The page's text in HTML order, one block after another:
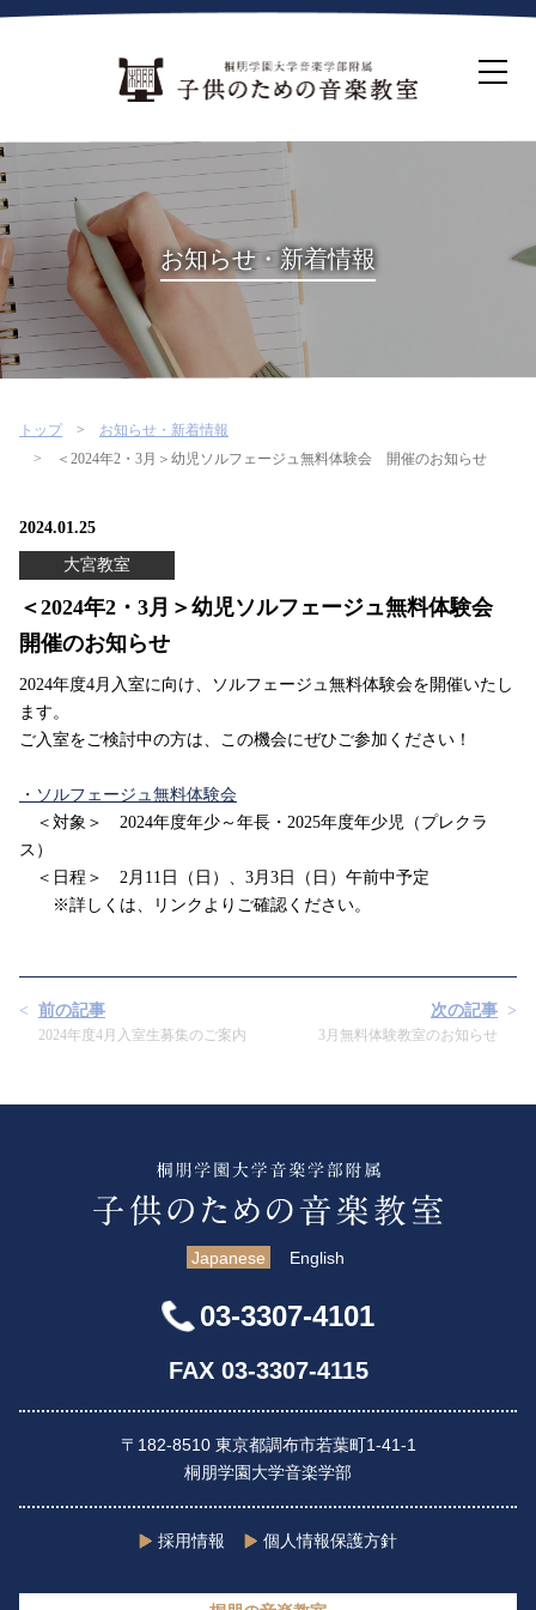
ホーム
生徒募集について
教室案内
コース紹介
概要・沿革
桐朋を選ぶ理由
インタビュー・コラム
イベント
よくある質問
お知らせ・新着情報
トップ
お知らせ・新着情報
＜2024年2・3月＞幼児ソルフェージュ無料体験会 開催のお知らせ
2024.01.25
大宮教室
＜2024年2・3月＞幼児ソルフェージュ無料体験会
開催のお知らせ
2024年度4月入室に向け、ソルフェージュ無料体験会を開催いたし
ます。
ご入室をご検討中の方は、この機会にぜひご参加ください！
・ソルフェージュ無料体験会
＜対象＞ 2024年度年少～年長・2025年度年少児（プレクラ
ス）
＜日程＞ 2月11日（日）、3月3日（日）午前中予定
※詳しくは、リンクよりご確認ください。
前の記事
2024年度4月入室生募集のご案内
次の記事
3月無料体験教室のお知らせ
Japanese English
03-3307-4101
FAX 03-3307-4115
〒182-8510 東京都調布市若葉町1-41-1
桐朋学園大学音楽学部
採用情報 個人情報保護方針